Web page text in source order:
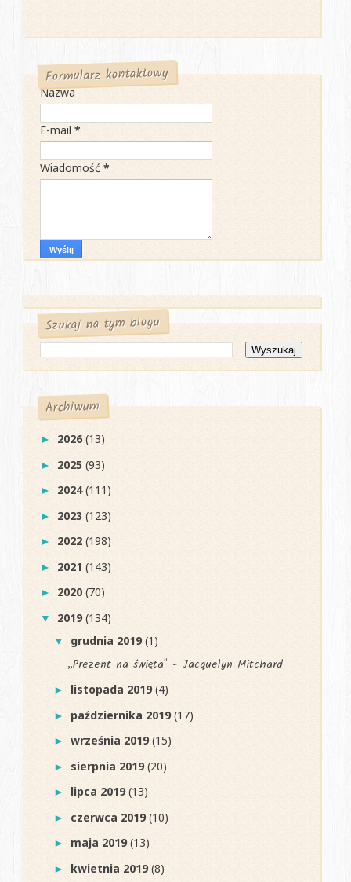
Formularz kontaktowy
Nazwa
E-mail*
Wiadomość*
Szukaj na tym blogu
Archiwum
► 2026(13)
► 2025(93)
► 2024(111)
► 2023(123)
► 2022(198)
► 2021(143)
► 2020(70)
▼ 2019(134)
▼ grudnia 2019(1)
„Prezent na święta" - Jacquelyn Mitchard
► listopada 2019(4)
► października 2019(17)
►września 2019(15)
► sierpnia 2019(20)
► lipca 2019(13)
► czerwca 2019(10)
► maja 2019(13)
► kwietnia 2019(8)